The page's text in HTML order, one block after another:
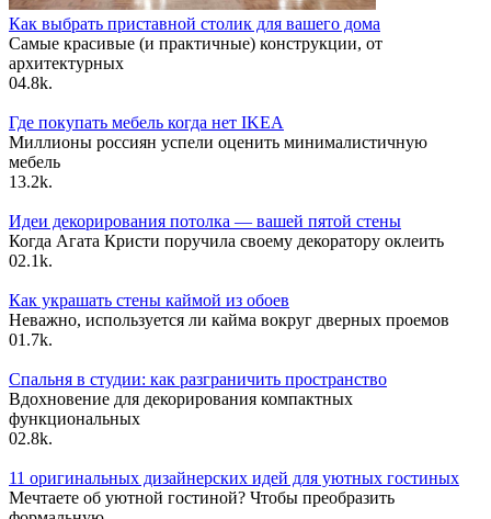
Как выбрать приставной столик для вашего дома
Самые красивые (и практичные) конструкции, от
архитектурных
04.8k.
Где покупать мебель когда нет IKEA
Миллионы россиян успели оценить минималистичную
мебель
13.2k.
Идеи декорирования потолка — вашей пятой стены
Когда Агата Кристи поручила своему декоратору оклеить
02.1k.
Как украшать стены каймой из обоев
Неважно, используется ли кайма вокруг дверных проемов
01.7k.
Спальня в студии: как разграничить пространство
Вдохновение для декорирования компактных
функциональных
02.8k.
11 оригинальных дизайнерских идей для уютных гостиных
Мечтаете об уютной гостиной? Чтобы преобразить